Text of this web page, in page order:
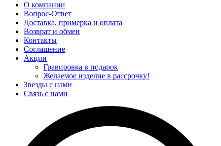
О компании
Вопрос-Ответ
Доставка, примерка и оплата
Возврат и обмен
Контакты
Соглашение
Акции
Гравировка в подарок
Желаемое изделие в рассрочку!
Звезды с нами
Связь с нами